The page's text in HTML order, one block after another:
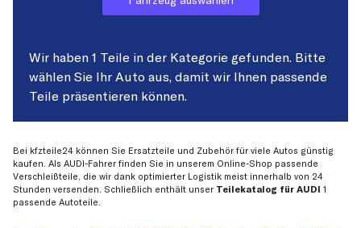
Wir haben 1 Teile in der Kategorie gefunden. Bitte
wählen Sie Ihr Auto aus, damit wir Ihnen passende
Teile präsentieren können.
Bei kfzteile24 können Sie Ersatzteile und Zubehör für viele Autos günstig
kaufen. Als AUDI-Fahrer finden Sie in unserem Online-Shop passende
Verschleißteile, die wir dank optimierter Logistik meist innerhalb von 24
Stunden versenden. Schließlich enthält unser Teilekatalog für AUDI 1
passende Autoteile.